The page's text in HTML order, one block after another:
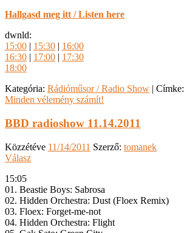
Hallgasd meg itt / Listen here
dwnld:
15:00 | 15:30 | 16:00
16:30 | 17:00 | 17:30
18:00
Kategória: Rádióműsor / Radio Show | Címke:
Minden vélemény számít!
BBD radioshow 11.14.2011
Közzétéve 11/14/2011 Szerző: tomanek
Válasz
15:05
01. Beastie Boys: Sabrosa
02. Hidden Orchestra: Dust (Floex Remix)
03. Floex: Forget-me-not
04. Hidden Orchestra: Flight